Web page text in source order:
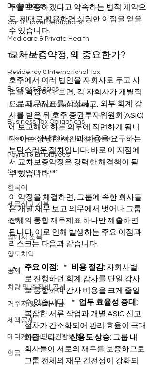
Deductions
Car & Travel Deductions
Medicare & Private Health
Tax Offsets
Residency & International Tax
Business Basics
Business Structures & Setup
Business Tax Obligations
Business Deductions & Expenses
Payroll & Employees
Superannuation
한국어
세금신고 기본
소득
임대차 소득
양도차익
공제
차량 및 출장비 공제
거주자 및 국제세금
세액공제
메디케어 & 민간건강보험
연금
무를 보증하겠다고 약속하는 법적 계약으
로, 제대로 활용하면 상당한 이점을 얻을
수 있습니다.
교차보증약정, 왜 중요한가?
호주에서 여러 법인을 자회사로 두고 사
업을 확장하다 보면, 각 자회사가 개별적
으로 재무제표를 작성하고, 외부 회계 감
사를 받은 뒤 호주 증권투자위원회(ASIC)
에 보고해야 하는 의무에 직면하게 됩니
다. 이는 상당한 시간과 비용을 요구하는
부담스러운 절차입니다. 바로 이 지점에
서 교차보증약정은 강력한 해결책이 될
수 있습니다.
이 약정을 체결하면, 그룹에 속한 회사들
은 개별 재무 보고 의무에서 벗어나 그룹
전체의 통합 재무제표 하나만 제출하면
됩니다. 이로 인해 발생하는 주요 이점과
리스크는 다음과 같습니다.
주요 이점:
    *
비용 절감: 자회사별
로 진행하던 회계 감사를 단일 감사
로 통합하여 감사 비용을 크게 줄일
수 있습니다.    * 업무 효율성 증대:
복잡한 서류 작업과 개별 ASIC 신고
절차가 간소화되어 관리 효율이 극대
화됩니다.    * 신용도 상승: 그룹 내
회사들이 서로의 채무를 보증하므로
그룹 전체의 재무 건전성이 강화되